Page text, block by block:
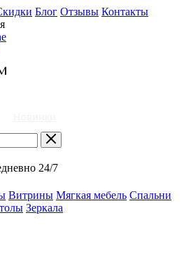
Блог Отзывы Контакты
24/7
Витрины Мягкая мебель Спальни
Зеркала